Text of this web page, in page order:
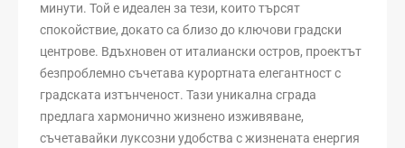
минути. Той е идеален за тези, които търсят
спокойствие, докато са близо до ключови градски
центрове. Вдъхновен от италиански остров, проектът
безпроблемно съчетава курортната елегантност с
градската изтънченост. Тази уникална сграда
предлага хармонично жизнено изживяване,
съчетавайки луксозни удобства с жизнената енергия